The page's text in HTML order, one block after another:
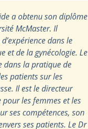
a obtenu son diplôme
McMaster. Il
dans le
et de la gynécologie. Le
dans la pratique de
patients sur les
Il est le directeur
les femmes et les
ses compétences, son
ses patients. Le Dr